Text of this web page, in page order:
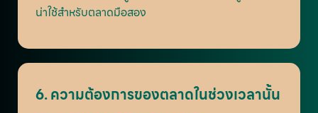
น่าใช้สำหรับตลาดมือสอง
6. ความต้องการของตลาดในช่วงเวลานั้น